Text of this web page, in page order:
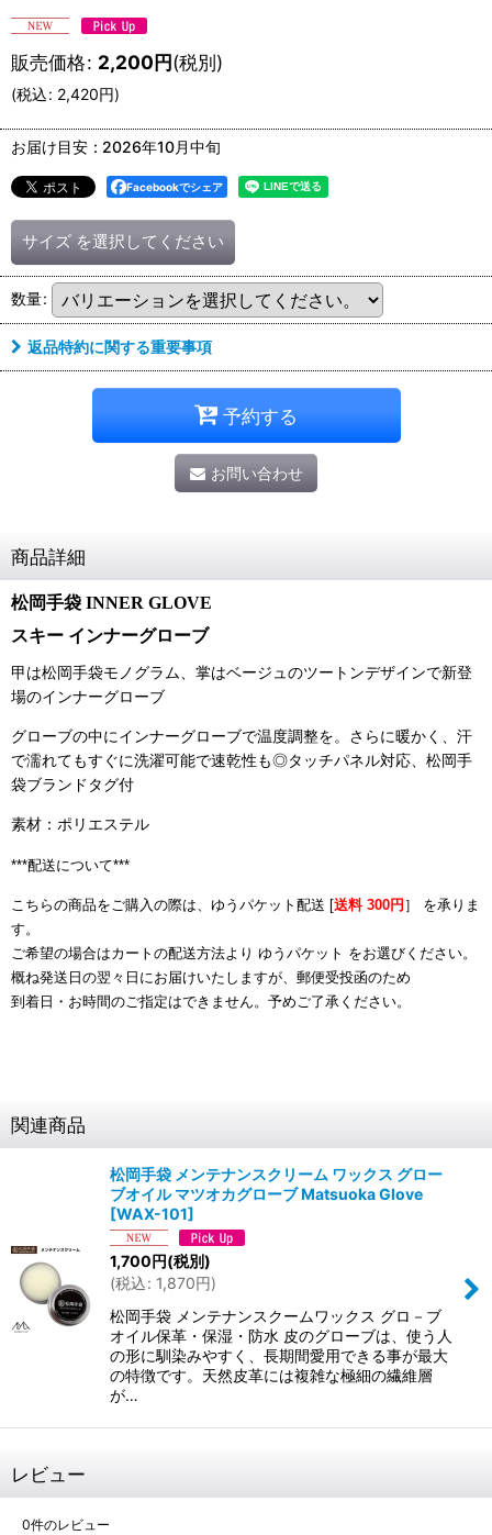
販売価格: 2,200円(税別)
(税込: 2,420円)
お届け目安 : 2026年10月中旬
Facebookでシェア
サイズ を選択してください
数量:
返品特約に関する重要事項
予約する
お問い合わせ
商品詳細
松岡手袋 INNER GLOVE
スキー インナーグローブ
甲は松岡手袋モノグラム、掌はベージュのツートンデザインで新登
場のインナーグローブ
グローブの中にインナーグローブで温度調整を。さらに暖かく、汗
で濡れてもすぐに洗濯可能で速乾性も◎タッチパネル対応、松岡手
袋ブランドタグ付
素材：ポリエステル
***配送について***
こちらの商品をご購入の際は、ゆうパケット配送 [送料 300円 ］ を承りま
す。
ご希望の場合はカートの配送方法より ゆうパケット をお選びください。
概ね発送日の翌々日にお届けいたしますが、郵便受投函のため
到着日・お時間のご指定はできません。予めご了承ください。
関連商品
松岡手袋 メンテナンスクリーム ワックス グロー
ブオイル マツオカグローブ Matsuoka Glove
[WAX-101]
1,700円(税別)
(税込: 1,870円)
松岡手袋 メンテナンスクームワックス グロ－ブ
オイル保革・保湿・防水 皮のグローブは、使う人
の形に馴染みやすく、長期間愛用できる事が最大
の特徴です。天然皮革には複雑な極細の繊維層
が…
レビュー
0件のレビュー